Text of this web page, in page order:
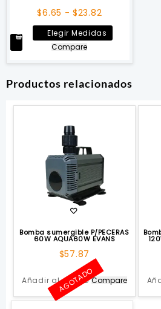
$6.65 - $23.82Rango
de
precios:
$6.65
$23.82
Elegir Medidas
producto
variantes.
opciones
Compare
Productos relacionados
Bomba sumergible P/PECERAS
60W AQUA60W EVANS
$57.87
Añadir al carrito
AGOTADOCompare